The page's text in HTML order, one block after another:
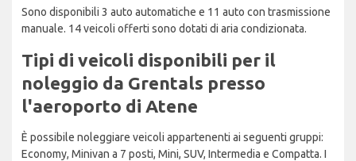
Sono disponibili 3 auto automatiche e 11 auto con trasmissione
manuale. 14 veicoli offerti sono dotati di aria condizionata.
Tipi di veicoli disponibili per il
noleggio da Grentals presso
l'aeroporto di Atene
È possibile noleggiare veicoli appartenenti ai seguenti gruppi:
Economy, Minivan a 7 posti, Mini, SUV, Intermedia e Compatta. I